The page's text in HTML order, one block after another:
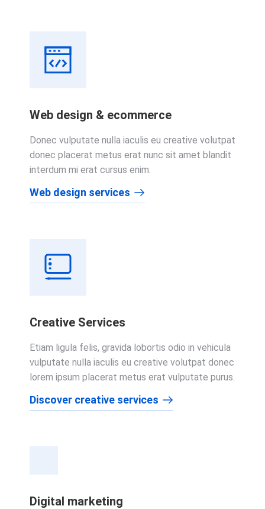
Web design & ecommerce
Donec vulputate nulla iaculis eu creative volutpat
donec placerat metus erat nunc sit amet blandit
interdum mi erat cursus enim.
Web design services
Creative Services
Etiam ligula felis, gravida lobortis odio in vehicula
vulputate nulla iaculis eu creative volutpat donec
lorem ipsum placerat metus erat vulputate purus.
Discover creative services
Digital marketing